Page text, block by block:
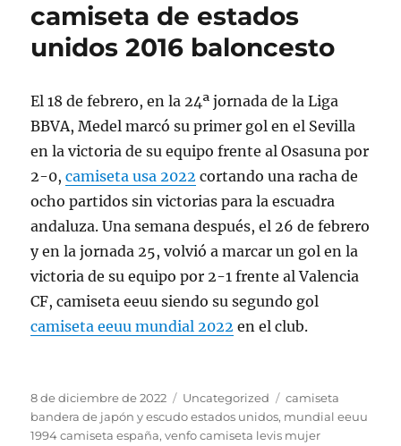
camiseta de estados
unidos 2016 baloncesto
El 18 de febrero, en la 24ª jornada de la Liga
BBVA, Medel marcó su primer gol en el Sevilla
en la victoria de su equipo frente al Osasuna por
2-0,camiseta usa 2022 cortando una racha de
ocho partidos sin victorias para la escuadra
andaluza. Una semana después, el 26 de febrero
y en la jornada 25, volvió a marcar un gol en la
victoria de su equipo por 2-1 frente al Valencia
CF, camiseta eeuu siendo su segundo gol
camiseta eeuu mundial 2022 en el club.
Publicado
el
8 de diciembre de 2022 Categorías
Uncategorized Etiquetas
camiseta
bandera de japón y escudo estados unidos, mundial eeuu
1994 camiseta españa,venfo camiseta levis mujer